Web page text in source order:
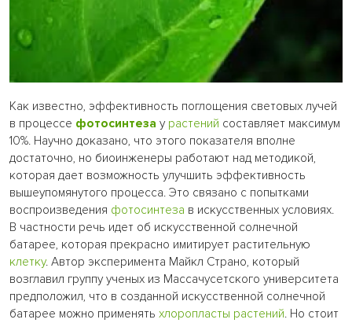
Как известно, эффективность поглощения световых лучей
в процессе фотосинтеза у растений составляет максимум
10%. Научно доказано, что этого показателя вполне
достаточно, но биоинженеры работают над методикой,
которая дает возможность улучшить эффективность
вышеупомянутого процесса. Это связано с попытками
воспроизведения фотосинтеза в искусственных условиях.
В частности речь идет об искусственной солнечной
батарее, которая прекрасно имитирует растительную
клетку. Автор эксперимента Майкл Страно, который
возглавил группу ученых из Массачусетского университета
предположил, что в созданной искусственной солнечной
батарее можно применять хлоропласты растений. Но стоит